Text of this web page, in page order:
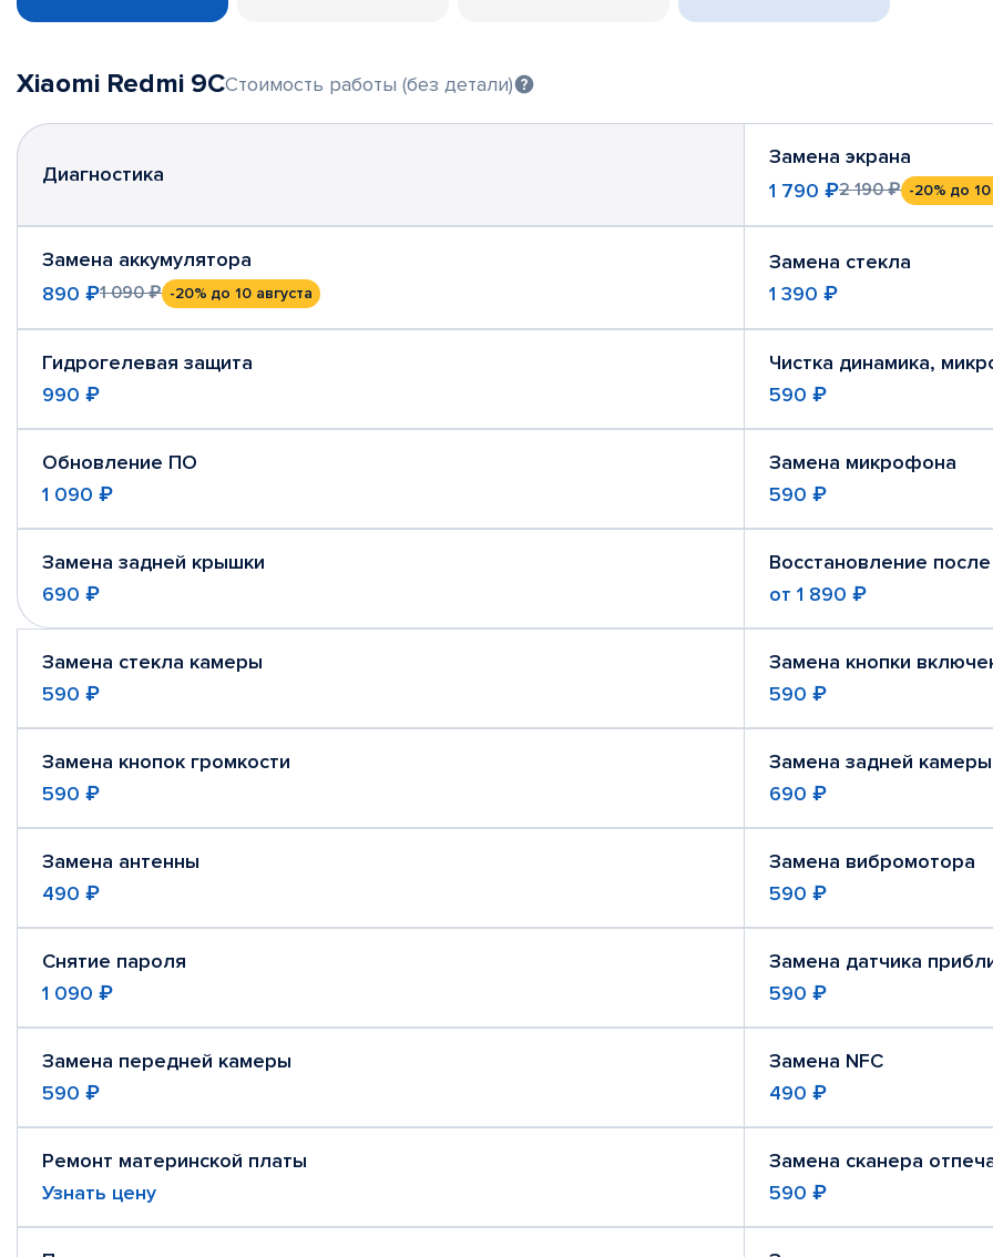
Xiaomi Redmi 9CСтоимость работы (без детали)
Диагностика
Замена экрана
1 790 ₽2 190 ₽ -20% до 10
Замена аккумулятора
890 ₽1 090 ₽ -20% до 10 августа
Замена стекла
1 390 ₽
Гидрогелевая защита
990 ₽
Чистка динамика,
590 ₽
Обновление ПО
1 090 ₽
Замена микрофона
590 ₽
Замена задней крышки
690 ₽
Восстановление
от 1 890 ₽
Замена стекла камеры
590 ₽
Замена кнопки
590 ₽
Замена кнопок громкости
590 ₽
Замена задней камеры
690 ₽
Замена антенны
490 ₽
Замена вибромотора
590 ₽
Снятие пароля
1 090 ₽
Замена датчика
590 ₽
Замена передней камеры
590 ₽
Замена NFC
490 ₽
Ремонт материнской платы
Узнать цену
Замена сканера
590 ₽